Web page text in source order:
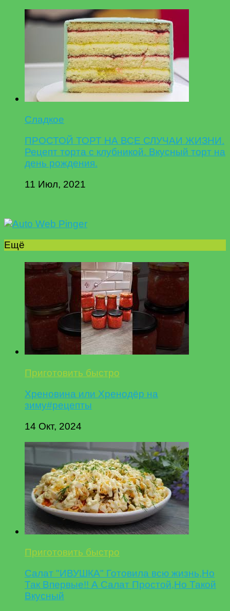
Сладкое
ПРОСТОЙ ТОРТ НА ВСЕ СЛУЧАИ ЖИЗНИ.
Рецепт торта с клубникой. Вкусный торт на
день рождения.
11 Июл, 2021
Ещё
Приготовить быстро
Хреновина или Хренодёр на
зиму#рецепты
14 Окт, 2024
Приготовить быстро
Салат "ИВУШКА" Готовила всю жизнь,Но
Так Впервые!! А Салат Простой,Но Такой
Вкусный